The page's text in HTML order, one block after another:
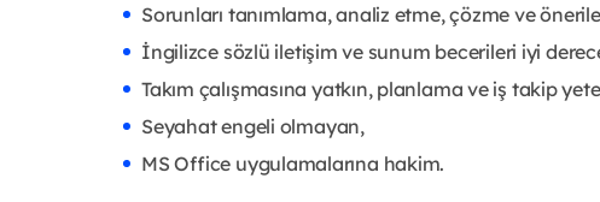
Sorunları tanımlama, analiz etme, çözme ve
İngilizce sözlü iletişim ve sunum becerileri iyi
Takım çalışmasına yatkın, planlama ve iş takip
Seyahat engeli olmayan,
MS Office uygulamalarına hakim.